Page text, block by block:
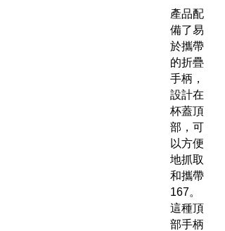
產品配
備了易
於攜帶
的折疊
手柄，
設計在
杯蓋頂
部，可
以方便
地抓取
和攜帶
167。
這種頂
部手柄